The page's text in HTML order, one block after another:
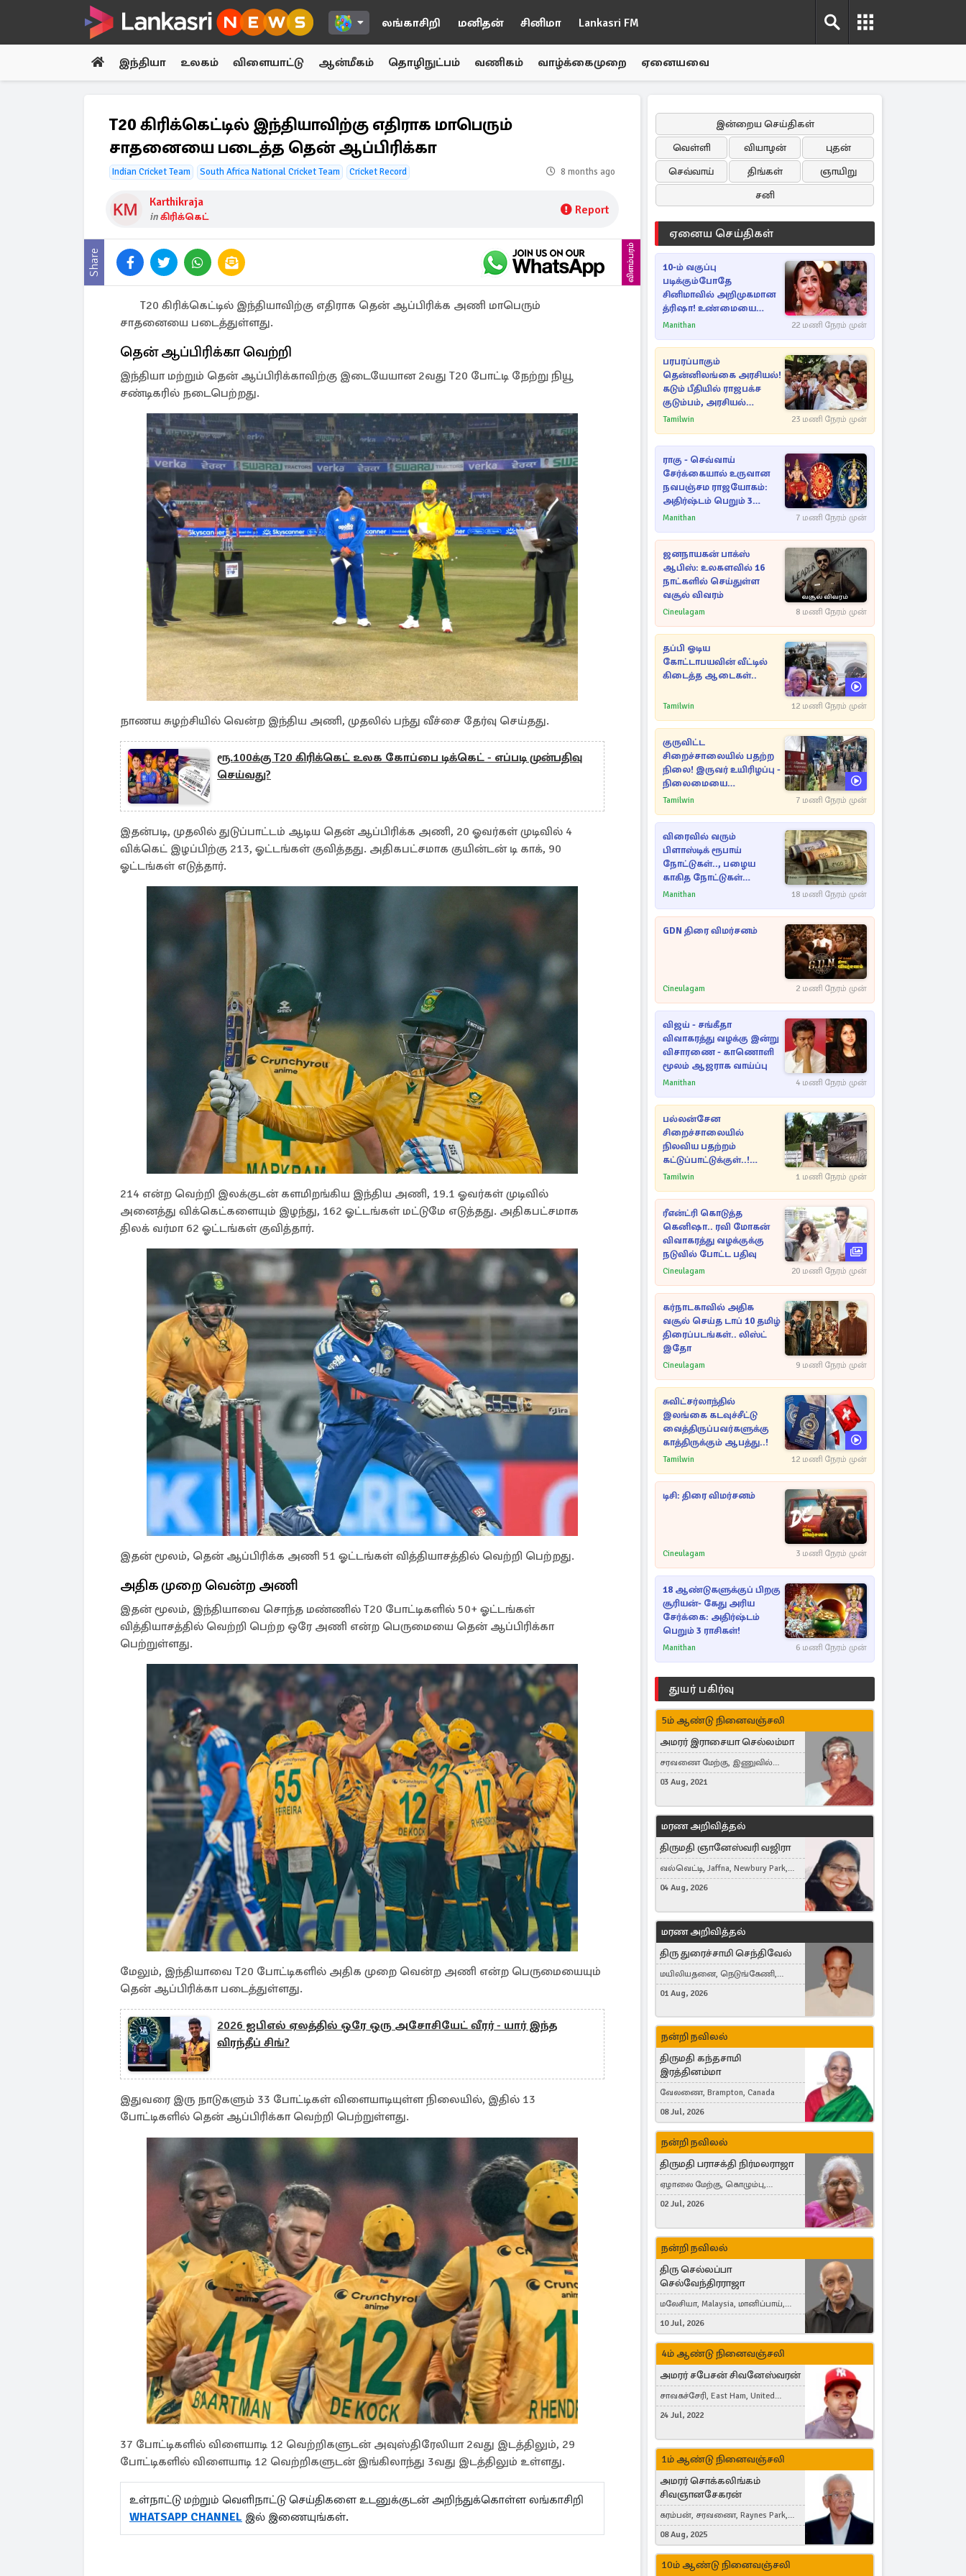
லங்காசிறி மனிதன் சினிமா Lankasri FM
இந்தியா உலகம் விளையாட்டு ஆன்மீகம் தொழிநுட்பம் வணிகம் வாழ்க்கைமுறை ஏனையவை
T20 கிரிக்கெட்டில் இந்தியாவிற்கு எதிராக மாபெரும்
சாதனையை படைத்த தென் ஆப்பிரிக்கா
Indian Cricket Team South Africa National Cricket Team Cricket Record 8 months ago
Karthikraja
inகிரிக்கெட் Report
Share விளம்பரம்
T20 கிரிக்கெட்டில் இந்தியாவிற்கு எதிராக தென் ஆப்பிரிக்க அணி மாபெரும்
சாதனையை படைத்துள்ளது.
தென் ஆப்பிரிக்கா வெற்றி
இந்தியா மற்றும் தென் ஆப்பிரிக்காவிற்கு இடையேயான 2வது T20 போட்டி நேற்று நியூ
சண்டிகரில் நடைபெற்றது.
நாணய சுழற்சியில் வென்ற இந்திய அணி, முதலில் பந்து வீச்சை தேர்வு செய்தது.
ரூ.100க்கு T20 கிரிக்கெட் உலக கோப்பை டிக்கெட் - எப்படி முன்பதிவு
செய்வது?
இதன்படி, முதலில் துடுப்பாட்டம் ஆடிய தென் ஆப்பிரிக்க அணி, 20 ஓவர்கள் முடிவில் 4
விக்கெட் இழப்பிற்கு 213, ஓட்டங்கள் குவித்தது. அதிகபட்சமாக குயின்டன் டி காக், 90
ஓட்டங்கள் எடுத்தார்.
214 என்ற வெற்றி இலக்குடன் களமிறங்கிய இந்திய அணி, 19.1 ஓவர்கள் முடிவில்
அனைத்து விக்கெட்களையும் இழந்து, 162 ஓட்டங்கள் மட்டுமே எடுத்தது. அதிகபட்சமாக
திலக் வர்மா 62 ஓட்டங்கள் குவித்தார்.
இதன் மூலம், தென் ஆப்பிரிக்க அணி 51 ஓட்டங்கள் வித்தியாசத்தில் வெற்றி பெற்றது.
அதிக முறை வென்ற அணி
இதன் மூலம், இந்தியாவை சொந்த மண்ணில் T20 போட்டிகளில் 50+ ஓட்டங்கள்
வித்தியாசத்தில் வெற்றி பெற்ற ஒரே அணி என்ற பெருமையை தென் ஆப்பிரிக்கா
பெற்றுள்ளது.
மேலும், இந்தியாவை T20 போட்டிகளில் அதிக முறை வென்ற அணி என்ற பெருமையையும்
தென் ஆப்பிரிக்கா படைத்துள்ளது.
2026 ஐபிஎல் ஏலத்தில் ஒரே ஒரு அசோசியேட் வீரர் - யார் இந்த
விரந்தீப் சிங்?
இதுவரை இரு நாடுகளும் 33 போட்டிகள் விளையாடியுள்ள நிலையில், இதில் 13
போட்டிகளில் தென் ஆப்பிரிக்கா வெற்றி பெற்றுள்ளது.
37 போட்டிகளில் விளையாடி 12 வெற்றிகளுடன் அவுஸ்திரேலியா 2வது இடத்திலும், 29
போட்டிகளில் விளையாடி 12 வெற்றிகளுடன் இங்கிலாந்து 3வது இடத்திலும் உள்ளது.
உள்நாட்டு மற்றும் வெளிநாட்டு செய்திகளை உடனுக்குடன் அறிந்துக்கொள்ள லங்காசிறி
WHATSAPP CHANNEL இல் இணையுங்கள்.
இன்றைய செய்திகள்
வெள்ளி
வியாழன்
புதன்
செவ்வாய்
திங்கள்
ஞாயிறு
சனி
ஏனைய செய்திகள்
10-ம் வகுப்பு
படிக்கும்போதே
சினிமாவில் அறிமுகமான
த்ரிஷா! உண்மையை
பகிர்ந்த இயக்குநர் பிரவீன்
Manithan 22 மணி நேரம் முன்
பரபரப்பாகும்
தென்னிலங்கை அரசியல்!
கடும் பீதியில் ராஜபக்ச
குடும்பம், அரசியல்
நட்புகள்
Tamilwin 23 மணி நேரம் முன்
ராகு - செவ்வாய்
சேர்க்கையால் உருவான
நவபஞ்சம ராஜயோகம்:
அதிர்ஷ்டம் பெறும் 3
ராசிகள்!
Manithan 7 மணி நேரம் முன்
ஜனநாயகன் பாக்ஸ்
ஆபிஸ்: உலகளவில் 16
நாட்களில் செய்துள்ள
வசூல் விவரம்
Cineulagam 8 மணி நேரம் முன்
தப்பி ஓடிய
கோட்டாபயவின் வீட்டில்
கிடைத்த ஆடைகள்..
Tamilwin 12 மணி நேரம் முன்
குருவிட்ட
சிறைச்சாலையில் பதற்ற
நிலை! இருவர் உயிரிழப்பு -
நிலைமையை
கட்டுப்படுத்த பொலிஸார்
Tamilwin 7 மணி நேரம் முன்
விரைவில் வரும்
பிளாஸ்டிக் ரூபாய்
நோட்டுகள்.., பழைய
காகித நோட்டுகள்
செல்லுமா?
Manithan 18 மணி நேரம் முன்
GDN திரை விமர்சனம்
Cineulagam 2 மணி நேரம் முன்
விஜய் - சங்கீதா
விவாகரத்து வழக்கு இன்று
விசாரணை - காணொளி
மூலம் ஆஜராக வாய்ப்பு
Manithan 4 மணி நேரம் முன்
பல்லன்சேன
சிறைச்சாலையில்
நிலவிய பதற்றம்
கட்டுப்பாட்டுக்குள்..!
அதிரடியாக களமிறங்கிய
Tamilwin 1 மணி நேரம் முன்
ரீஎன்ட்ரி கொடுத்த
கெனிஷா.. ரவி மோகன்
விவாகரத்து வழக்குக்கு
நடுவில் போட்ட பதிவு
Cineulagam 20 மணி நேரம் முன்
கர்நாடகாவில் அதிக
வசூல் செய்த டாப் 10 தமிழ்
திரைப்படங்கள்.. லிஸ்ட்
இதோ
Cineulagam 9 மணி நேரம் முன்
சுவிட்சர்லாந்தில்
இலங்கை கடவுச்சீட்டு
வைத்திருப்பவர்களுக்கு
காத்திருக்கும் ஆபத்து..!
Tamilwin 12 மணி நேரம் முன்
டிசி: திரை விமர்சனம்
Cineulagam 3 மணி நேரம் முன்
18 ஆண்டுகளுக்குப் பிறகு
சூரியன்- கேது அரிய
சேர்க்கை: அதிர்ஷ்டம்
பெறும் 3 ராசிகள்!
Manithan 6 மணி நேரம் முன்
துயர் பகிர்வு
5ம் ஆண்டு நினைவஞ்சலி
அமரர் இராசையா செல்லம்மா
சரவணை மேற்கு, இணுவில்
கிழக்கு
03 Aug, 2021
மரண அறிவித்தல்
திருமதி ஞானேஸ்வரி வஜிரா
வல்வெட்டி, Jaffna, Newbury Park,
United Kingdom
04 Aug, 2026
மரண அறிவித்தல்
திரு துரைச்சாமி செந்திவேல்
மயிலியதனை, நெடுங்கேணி,
கம்பர்மலை
01 Aug, 2026
நன்றி நவிலல்
திருமதி கந்தசாமி
இரத்தினம்மா
வேலணை, Brampton, Canada
08 Jul, 2026
நன்றி நவிலல்
திருமதி பராசக்தி நிர்மலராஜா
ஏழாலை மேற்கு, கொழும்பு,
தங்காலை, London, United Kingdom
02 Jul, 2026
நன்றி நவிலல்
திரு செல்லப்பா
செல்வேந்திரராஜா
மலேசியா, Malaysia, மானிப்பாய்,
Duisburg, Germany, London, United
Kingdom
10 Jul, 2026
4ம் ஆண்டு நினைவஞ்சலி
அமரர் சபேசன் சிவனேஸ்வரன்
சாவகச்சேரி, East Ham, United
Kingdom
24 Jul, 2022
1ம் ஆண்டு நினைவஞ்சலி
அமரர் சொக்கலிங்கம்
சிவஞானசேகரன்
கரம்பன், சரவணை, Raynes Park,
London, United Kingdom
08 Aug, 2025
10ம் ஆண்டு நினைவஞ்சலி